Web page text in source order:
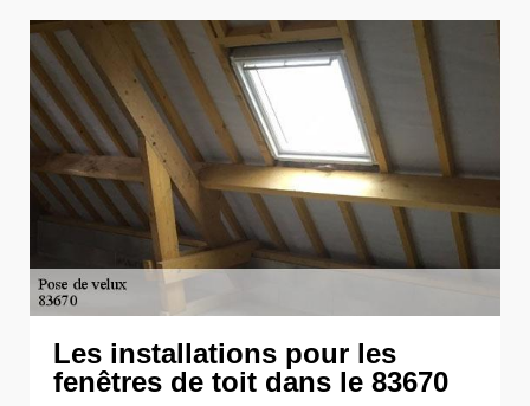
Les installations pour les
fenêtres de toit dans le 83670